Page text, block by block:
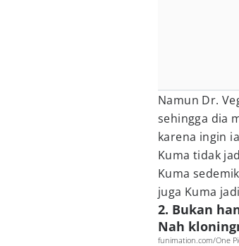
Namun Dr.
sehingga dia
karena ingin
Kuma tidak
Kuma
juga Kuma
2. Bukan
Nah
funimation.com/One